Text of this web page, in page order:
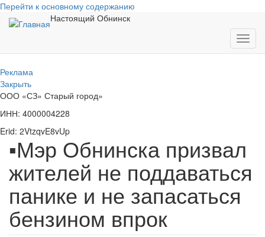
Перейти к основному содержанию
Настоящий Обнинск
Реклама
Закрыть
ООО «СЗ» Старый город»
ИНН: 4000004228
Erid: 2VtzqvE8vUp
▪Мэр Обнинска призвал
жителей не поддаваться
панике и не запасаться
бензином впрок